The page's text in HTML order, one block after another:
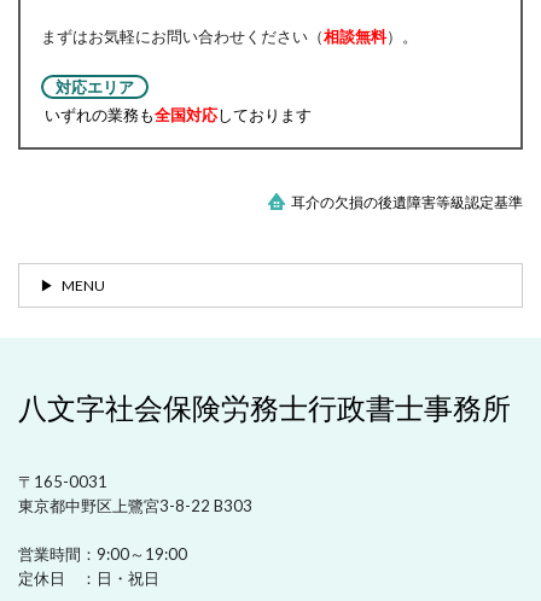
まずはお気軽にお問い合わせください（相談無料）。
対応エリア
いずれの業務も全国対応しております
耳介の欠損の後遺障害等級認定基準
MENU
八文字社会保険労務士行政書士事務所
〒165-0031
東京都中野区上鷺宮3-8-22 B303
営業時間： 9:00～19:00
定休日 ： 日・祝日